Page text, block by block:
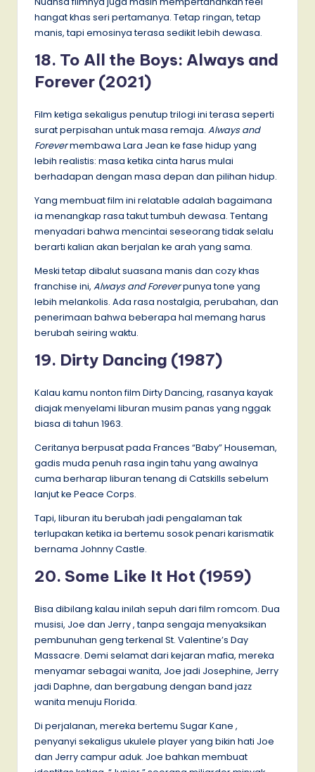
hangat khas seri pertamanya. Tetap ringan, tetap
manis, tapi emosinya terasa sedikit lebih dewasa.
18. To All the Boys: Always and
Forever (2021)
Film ketiga sekaligus penutup trilogi ini terasa seperti
surat perpisahan untuk masa remaja. Always and
Forevermembawa Lara Jean ke fase hidup yang
lebih realistis: masa ketika cinta harus mulai
berhadapan dengan masa depan dan pilihan hidup.
Yang membuat film ini relatable adalah bagaimana
ia menangkap rasa takut tumbuh dewasa. Tentang
menyadari bahwa mencintai seseorang tidak selalu
berarti kalian akan berjalan ke arah yang sama.
Meski tetap dibalut suasana manis dan cozy khas
franchise ini, Always and Foreverpunya tone yang
lebih melankolis. Ada rasa nostalgia, perubahan, dan
penerimaan bahwa beberapa hal memang harus
berubah seiring waktu.
19. Dirty Dancing (1987)
Kalau kamu nonton film Dirty Dancing, rasanya kayak
diajak menyelami liburan musim panas yang nggak
biasa di tahun 1963.
Ceritanya berpusat pada Frances “Baby” Houseman,
gadis muda penuh rasa ingin tahu yang awalnya
cuma berharap liburan tenang di Catskills sebelum
lanjut ke Peace Corps.
Tapi, liburan itu berubah jadi pengalaman tak
terlupakan ketika ia bertemu sosok penari karismatik
bernama Johnny Castle.
20. Some Like It Hot (1959)
Bisa dibilang kalau inilah sepuh dari film romcom. Dua
musisi, Joe dan Jerry , tanpa sengaja menyaksikan
pembunuhan geng terkenal St. Valentine’s Day
Massacre. Demi selamat dari kejaran mafia, mereka
menyamar sebagai wanita, Joe jadi Josephine, Jerry
jadi Daphne, dan bergabung dengan band jazz
wanita menuju Florida.
Di perjalanan, mereka bertemu Sugar Kane ,
penyanyi sekaligus ukulele player yang bikin hati Joe
dan Jerry campur aduk. Joe bahkan membuat